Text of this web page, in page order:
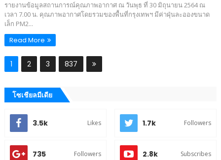
รายงานข้อมูลสถานการณ์คุณภาพอากาศ ณ วันพุธ ที่ 30 มิถุนายน 2564 ณ
เวลา 7.00 น. คุณภาพอากาศโดยรวมของพื้นที่กรุงเทพฯ มีค่าฝุ่นละอองขนาด
เล็ก PM2...
Read More
1 2 3 837
โซเชียลมีเดีย
3.5k Likes 1.7k Followers
735 Followers 2.8k Subscribes